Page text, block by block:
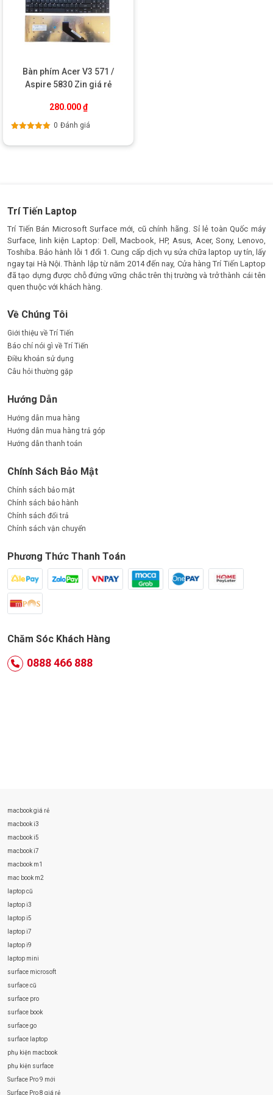
Thường xuyên vuốt chạm tất cả các phím, tránh trường
hợp không sử dụng phím trong thời gian dài gây liệt phím.
Laptop Acer là 1 thiết bị công nghệ được sử dụng thường
tháng/ 1 lần. Hãy tới ngay Trí Tiến Laptop để bảo dưỡng cho
chiếc laptop của mình được hoạt động tốt nhất nhé.
Bàn phím Acer V3 571 /
Aspire 5830 Zin giá rẻ
280.000₫
0 Đánh giá
Trí Tiến Laptop
Trí Tiến Bán Microsoft Surface mới, cũ chính hãng. Sỉ lẻ toàn Quốc máy
Surface, linh kiện Laptop: Dell, Macbook, HP, Asus, Acer, Sony, Lenovo,
Toshiba. Bảo hành lỗi 1 đổi 1. Cung cấp dịch vụ sửa chữa laptop uy tín, lấy
ngay tại Hà Nội. Thành lập từ năm 2014 đến nay, Cửa hàng Trí Tiến Laptop
đã tạo dựng được chỗ đứng vững chắc trên thị trường và trở thành cái tên
quen thuộc với khách hàng.
Về Chúng Tôi
Giới thiệu về Trí Tiến
Báo chí nói gì về Trí Tiến
Điều khoản sử dụng
Câu hỏi thường gặp
Hướng Dẫn
Hướng dẫn mua hàng
Hướng dẫn mua hàng trả góp
Hướng dẫn thanh toán
Chính Sách Bảo Mật
Chính sách bảo mật
Chính sách bảo hành
Chính sách đổi trả
Chính sách vận chuyển
Phương Thức Thanh Toán
Chăm Sóc Khách Hàng
0888 466 888
macbook giá rẻ
macbook i3
macbook i5
macbook i7
macbook m1
mac book m2
laptop cũ
laptop i3
laptop i5
laptop i7
laptop i9
laptop mini
surface microsoft
surface cũ
surface pro
surface book
surface go
surface laptop
phụ kiện macbook
phụ kiện surface
Surface Pro 9 mới
Surface Pro 8 giá rẻ